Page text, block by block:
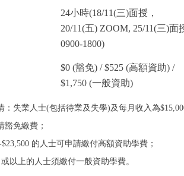
24小時(18/11(三)面授，
20/11(五) ZOOM, 25/11(三)面
0900-1800)
$0 (豁免) / $525 (高額資助) /
$1,750 (一般資助)
：失業人士(包括待業及失學)及每月收入為
豁免繳費；
的人士可申請繳付高額資助學費；
以上的人士須繳付一般資助學費。